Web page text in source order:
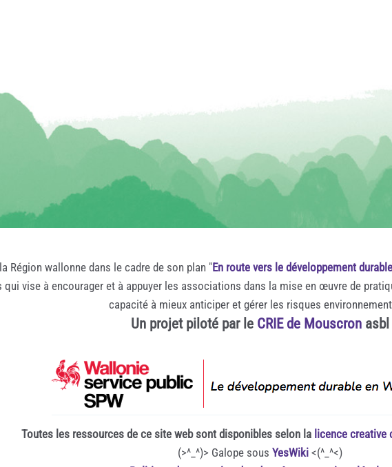
Région wallonne dans le cadre de son plan "En route vers le développement durable
qui vise à encourager et à appuyer les associations dans la mise en œuvre de
capacité à mieux anticiper et gérer les risques
Un projet piloté par le CRIE de Mouscronasbl
Toutes les ressources de ce site web sont disponibles selon la licence creative
(>^_^)> Galope sous YesWiki<(^_^<)